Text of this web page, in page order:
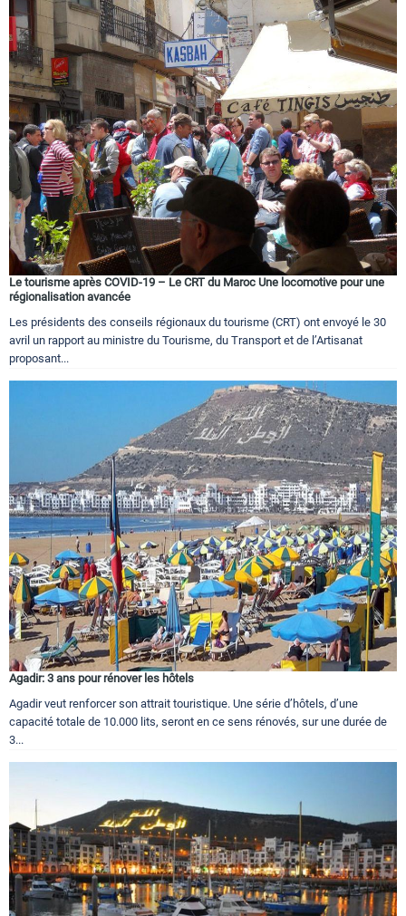
Le tourisme après COVID-19 – Le CRT du Maroc Une locomotive pour une
régionalisation avancée
Les présidents des conseils régionaux du tourisme (CRT) ont envoyé le 30
avril un rapport au ministre du Tourisme, du Transport et de l’Artisanat
proposant...
Agadir: 3 ans pour rénover les hôtels
Agadir veut renforcer son attrait touristique. Une série d’hôtels, d’une
capacité totale de 10.000 lits, seront en ce sens rénovés, sur une durée de
3...